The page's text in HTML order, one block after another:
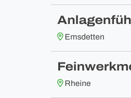
Emsdetten
Rheine